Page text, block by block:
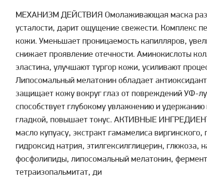
МЕХАНИЗМ ДЕЙСТВИЯ Омолаживающая маска
усталости, дарит ощущение свежести. Комплекс
кожи. Уменьшает проницаемость капилляров,
снижает проявление отечности. Аминокислоты
эластина, улучшают тургор кожи, усиливают
Липосомальный мелатонин обладает
защищает кожу вокруг глаз от повреждений УФ-
способствует глубокому увлажнению и
гладкой, повышает тонус. АКТИВНЫЕ
масло купуасу, экстракт гамамелиса
гидроксид натрия, этилгексилглицерин, глюкоза,
фосфолипиды, липосомальный мелатонин,
тетраизопальмитат, ди